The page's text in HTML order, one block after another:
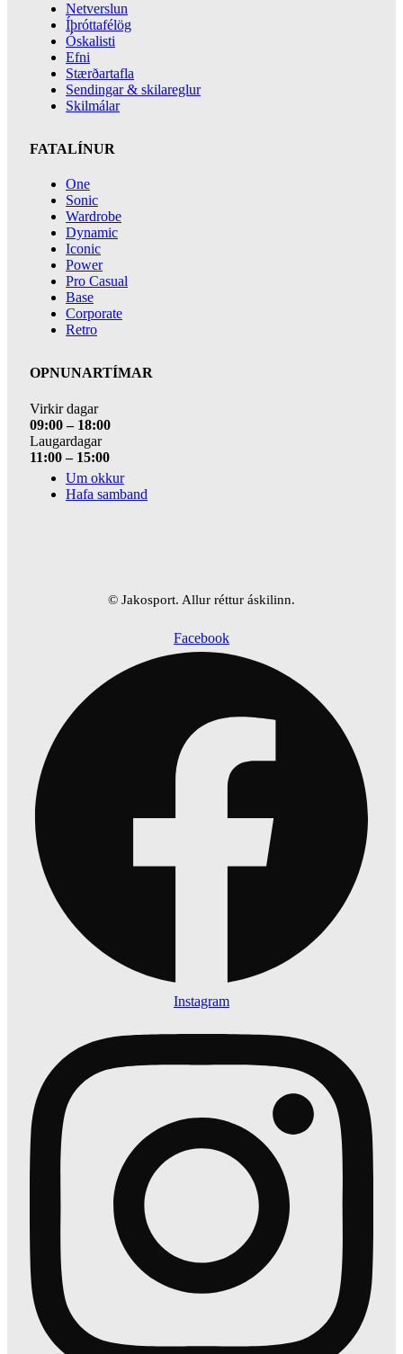
Netverslun
Íþróttafélög
Óskalisti
Efni
Stærðartafla
Sendingar & skilareglur
Skilmálar
FATALÍNUR
One
Sonic
Wardrobe
Dynamic
Iconic
Power
Pro Casual
Base
Corporate
Retro
OPNUNARTÍMAR
Virkir dagar
09:00 – 18:00
Laugardagar
11:00 – 15:00
Um okkur
Hafa samband
© Jakosport. Allur réttur áskilinn.
Facebook
Instagram